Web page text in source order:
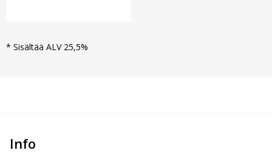
* Sisältää ALV 25,5%
Info